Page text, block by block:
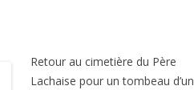
Retour au cimetière du Père
Lachaise pour un tombeau d’un